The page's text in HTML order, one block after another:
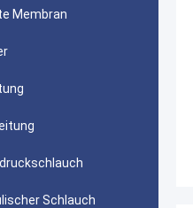
Membran
Schlauch